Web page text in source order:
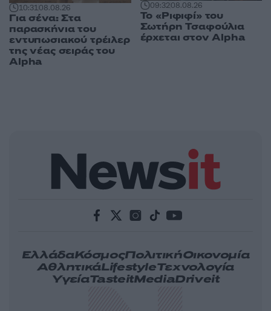
10:3108.08.26
Για σένα: Στα
παρασκήνια του
εντυπωσιακού τρέιλερ
της νέας σειράς του
Alpha
09:3208.08.26
Το «Ριφιφί» του
Σωτήρη Τσαφούλια
έρχεται στον Alpha
ΕλλάδαΚόσμοςΠολιτικήΟικονομία
ΑθλητικάLifestyleΤεχνολογία
ΥγείαTasteitMediaDriveit